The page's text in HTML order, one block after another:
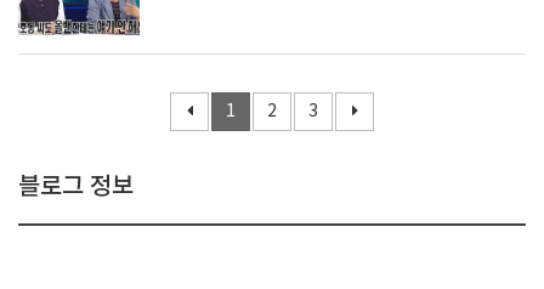
1 2 3
블로그 정보